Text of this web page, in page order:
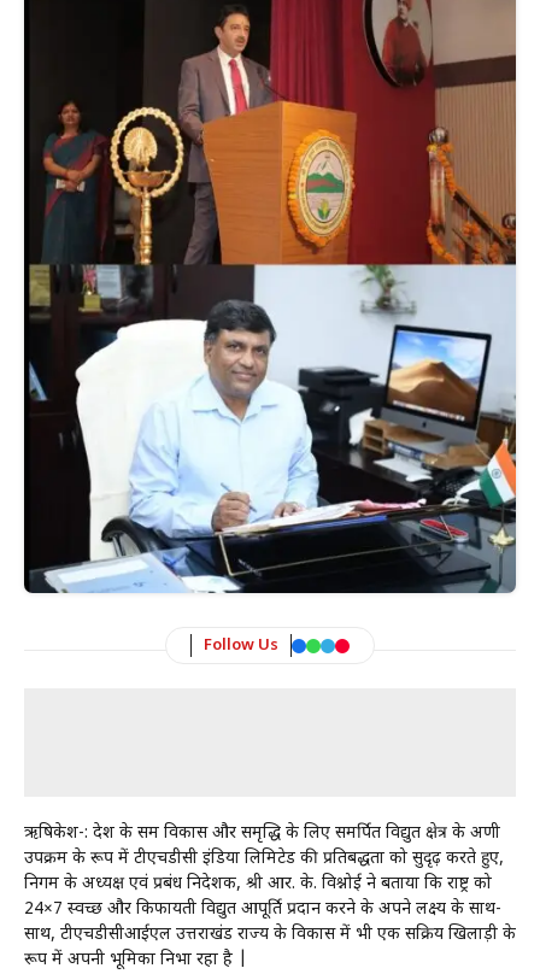
Follow Us
ऋषिकेश-: देश के समग्र विकास और समृद्धि के लिए समर्पित विद्युत क्षेत्र के अग्रणी
उपक्रम के रूप में टीएचडीसी इंडिया लिमिटेड की प्रतिबद्धता को सुदृढ़ करते हुए,
निगम के अध्यक्ष एवं प्रबंध निदेशक, श्री आर. के. विश्नोई ने बताया कि राष्ट्र को
24×7 स्वच्छ और किफायती विद्युत आपूर्ति प्रदान करने के अपने लक्ष्य के साथ-
साथ, टीएचडीसीआईएल उत्तराखंड राज्य के विकास में भी एक सक्रिय खिलाड़ी के
रूप में अपनी भूमिका निभा रहा है |